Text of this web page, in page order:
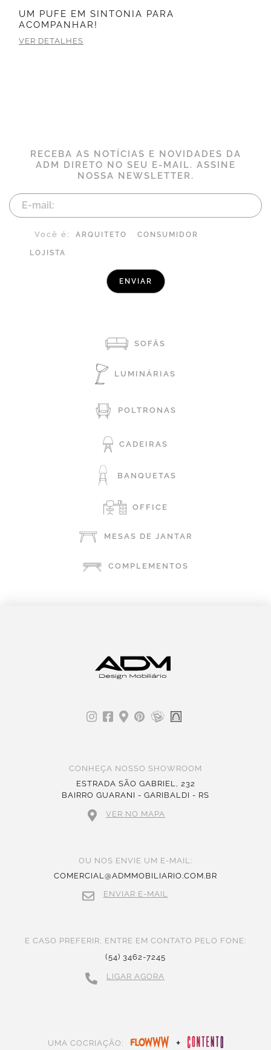
UM PUFE EM SINTONIA PARA
ACOMPANHAR!
VER DETALHES
RECEBA AS NOTÍCIAS E NOVIDADES DA
ADM DIRETO NO SEU E-MAIL. ASSINE
NOSSA NEWSLETTER.
Você é: ARQUITETO CONSUMIDOR
LOJISTA
SOFÁS
LUMINÁRIAS
POLTRONAS
CADEIRAS
BANQUETAS
OFFICE
MESAS DE JANTAR
COMPLEMENTOS
CONHEÇA NOSSO SHOWROOM
ESTRADA SÃO GABRIEL, 232
BAIRRO GUARANI - GARIBALDI - RS
VER NO MAPA
OU NOS ENVIE UM E-MAIL:
COMERCIAL@ADMMOBILIARIO.COM.BR
ENVIAR E-MAIL
E CASO PREFERIR, ENTRE EM CONTATO PELO FONE:
(54) 3462-7245
LIGAR AGORA
UMA COCRIAÇÃO: +